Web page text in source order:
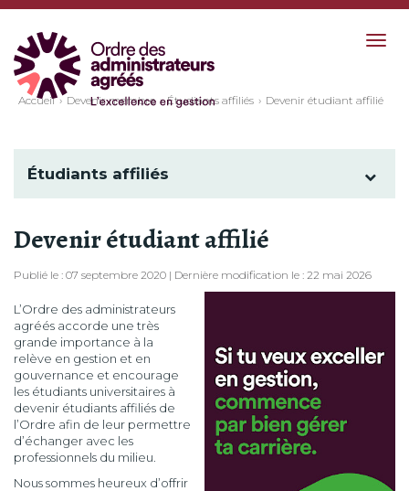
Accueil Devenir membre Étudiants affiliés Devenir étudiant affilié
Étudiants affiliés
Devenir étudiant affilié
Publié le : 07 septembre 2020 | Dernière modification le : 22 mai 2026
L’Ordre des administrateurs
agréés accorde une très
grande importance à la
relève en gestion et en
gouvernance et encourage
les étudiants universitaires à
devenir étudiants affiliés de
l’Ordre afin de leur permettre
d’échanger avec les
professionnels du milieu.
Nous sommes heureux d’offrir